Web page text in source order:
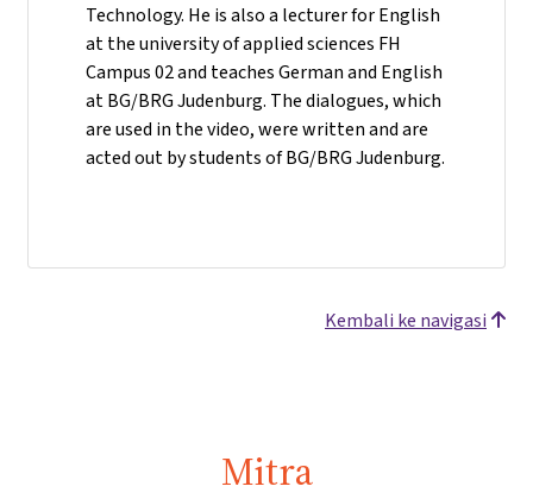
Technology. He is also a lecturer for English
at the university of applied sciences FH
Campus 02 and teaches German and English
at BG/BRG Judenburg. The dialogues, which
are used in the video, were written and are
acted out by students of BG/BRG Judenburg.
Kembali ke navigasi
Mitra